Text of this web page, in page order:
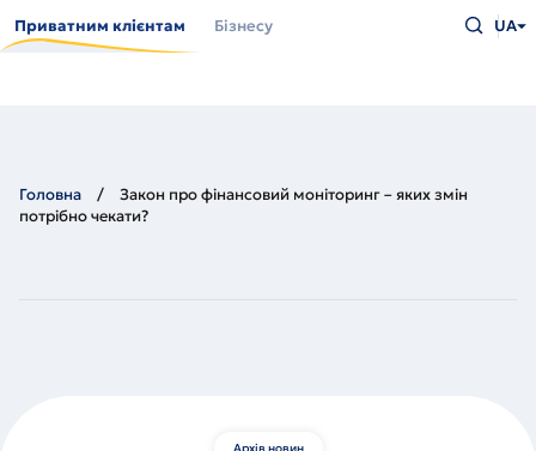
до
основного
Приватним клієнтам Бізнесу
що
UA
Головна
Закон про фінансовий моніторинг – яких змін
потрібно чекати?